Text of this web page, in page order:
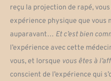
reçu la projection de rapé,
expérience physique que vous
auparavant… Et c’est bien
l’expérience avec cette
vous, et lorsque vous êtes à
conscient de l’expérience qui